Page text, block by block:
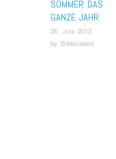
SOMMER DAS
GANZE JAHR
26. Juni 2012
by Eddscabero